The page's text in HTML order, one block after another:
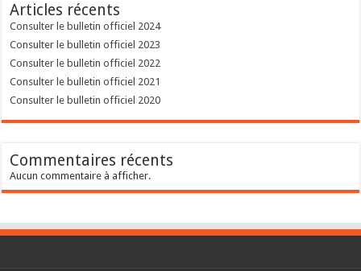
Articles récents
Consulter le bulletin officiel 2024
Consulter le bulletin officiel 2023
Consulter le bulletin officiel 2022
Consulter le bulletin officiel 2021
Consulter le bulletin officiel 2020
Commentaires récents
Aucun commentaire à afficher.